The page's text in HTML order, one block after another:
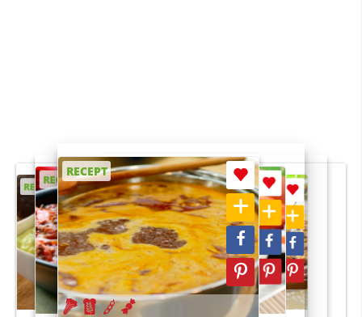
RECEPT
RECEPT
RECEPT
RECEPT
RECEPT